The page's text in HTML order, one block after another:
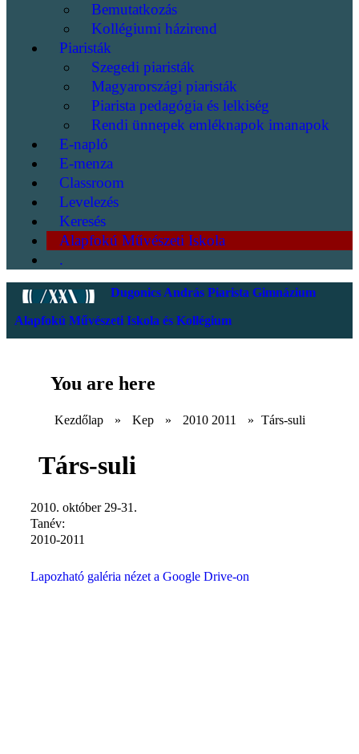
Bemutatkozás
Kollégiumi házirend
Piaristák
Szegedi piaristák
Magyarországi piaristák
Piarista pedagógia és lelkiség
Rendi ünnepek emléknapok imanapok
E-napló
E-menza
Classroom
Levelezés
Keresés
Alapfokú Művészeti Iskola
.
Dugonics András Piarista Gimnázium
Alapfokú Művészeti Iskola és Kollégium
You are here
Kezdőlap » Kep » 2010 2011 » Társ-suli
Társ-suli
2010. október 29-31.
Tanév:
2010-2011
Lapozható galéria nézet a Google Drive-on